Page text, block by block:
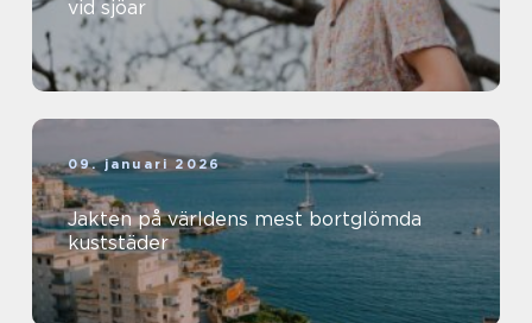
vid sjöar
09. januari 2026
Jakten på världens mest bortglömda
kuststäder